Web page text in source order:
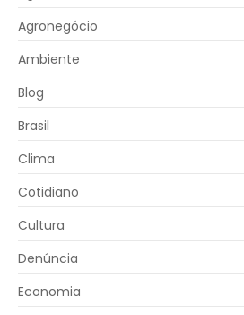
Agronegócio
Ambiente
Blog
Brasil
Clima
Cotidiano
Cultura
Denúncia
Economia